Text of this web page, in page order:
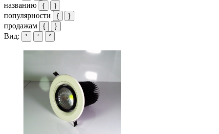
названию { }
популярности { }
продажам { }
Вид: ¹ ³ ²